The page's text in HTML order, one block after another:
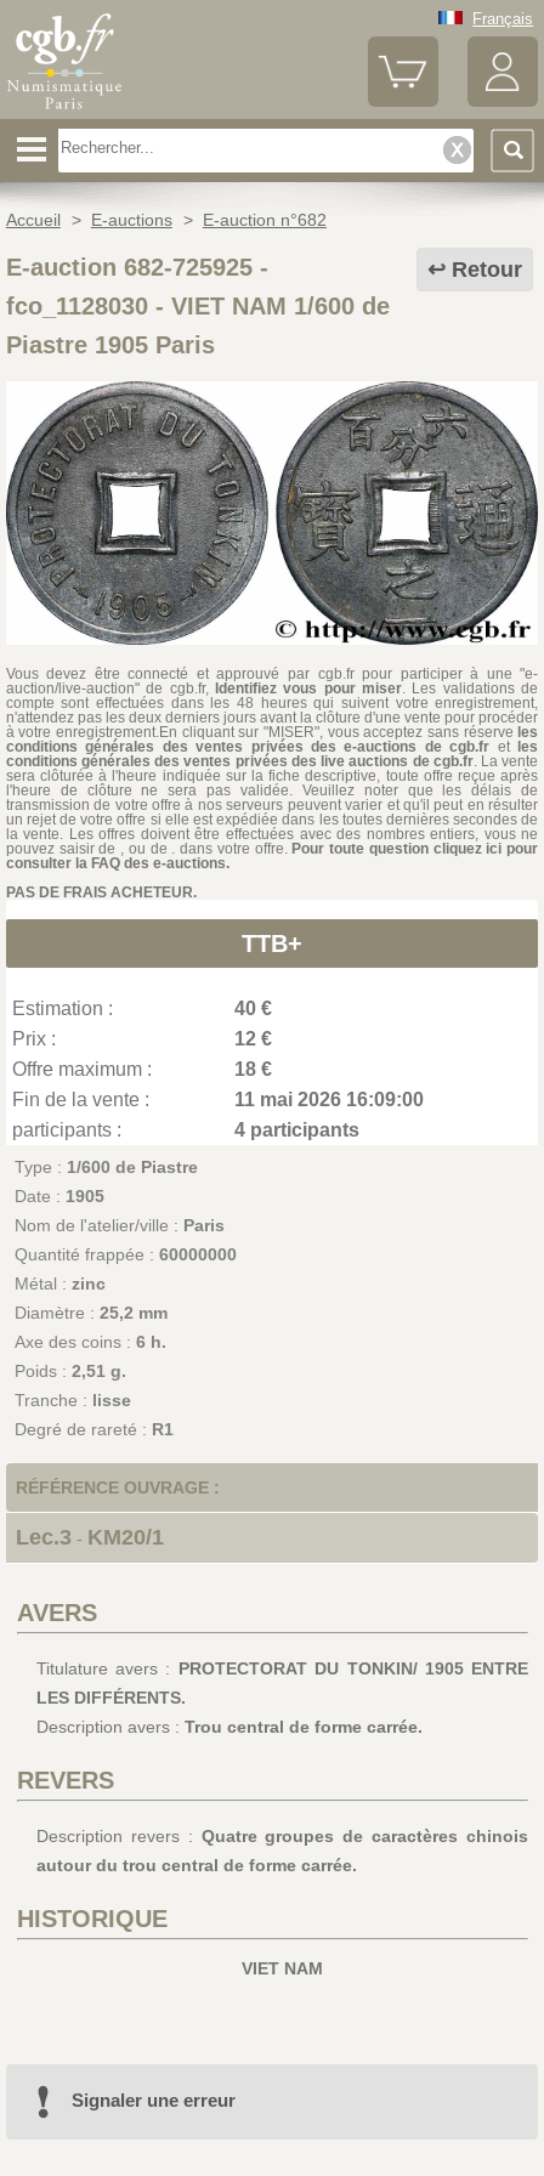
Français
Accueil > E-auctions > E-auction n°682
Retour
E-auction 682-725925 -
fco_1128030- VIET NAM 1/600 de
Piastre 1905 Paris
Vous devez être connecté et approuvé par cgb.fr pour participer à une "e-
auction/live-auction" de cgb.fr, Identifiez vous pour miser. Les validations de
compte sont effectuées dans les 48 heures qui suivent votre enregistrement,
n'attendez pas les deux derniers jours avant la clôture d'une vente pour procéder
à votre enregistrement.En cliquant sur "MISER", vous acceptez sans réserve les
conditions générales des ventes privées des e-auctions de cgb.fr et les
conditions générales des ventes privées des live auctions de cgb.fr. La vente
sera clôturée à l'heure indiquée sur la fiche descriptive, toute offre reçue après
l'heure de clôture ne sera pas validée. Veuillez noter que les délais de
transmission de votre offre à nos serveurs peuvent varier et qu'il peut en résulter
un rejet de votre offre si elle est expédiée dans les toutes dernières secondes de
la vente. Les offres doivent être effectuées avec des nombres entiers, vous ne
pouvez saisir de , ou de . dans votre offre. Pour toute question cliquez ici pour
consulter la FAQ des e-auctions.
PAS DE FRAIS ACHETEUR.
TTB+
Estimation :
40 €
Prix :
12 €
Offre maximum :
18 €
Fin de la vente :
11 mai 2026 16:09:00
participants :
4 participants
Type : 1/600 de Piastre
Date : 1905
Nom de l'atelier/ville : Paris
Quantité frappée : 60000000
Métal : zinc
Diamètre : 25,2 mm
Axe des coins : 6 h.
Poids : 2,51 g.
Tranche : lisse
Degré de rareté : R1
RÉFÉRENCE OUVRAGE :
Lec.3 - KM20/1
AVERS
Titulature avers : PROTECTORAT DU TONKIN/ 1905 ENTRE
LES DIFFÉRENTS.
Description avers : Trou central de forme carrée.
REVERS
Description revers : Quatre groupes de caractères chinois
autour du trou central de forme carrée.
HISTORIQUE
VIET NAM
Signaler une erreur